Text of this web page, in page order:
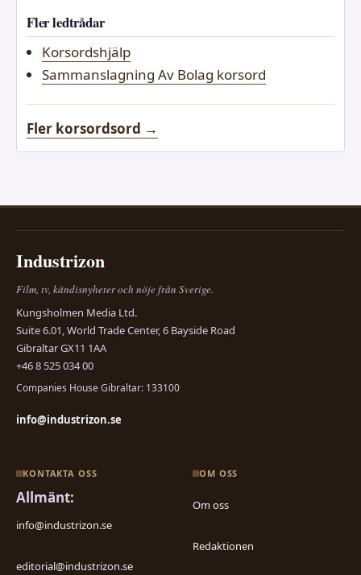
Fler ledtrådar
Korsordshjälp
Sammanslagning Av Bolag korsord
Fler korsordsord →
Industrizon
Film, tv, kändisnyheter och nöje från Sverige.
Kungsholmen Media Ltd.
Suite 6.01, World Trade Center, 6 Bayside Road
Gibraltar GX11 1AA
+46 8 525 034 00
Companies House Gibraltar: 133100
info@industrizon.se
KONTAKTA OSS
Allmänt:
info@industrizon.se
editorial@industrizon.se
OM OSS
Om oss
Redaktionen